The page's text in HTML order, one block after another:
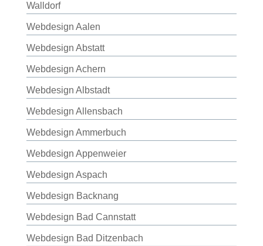
Walldorf
Webdesign Aalen
Webdesign Abstatt
Webdesign Achern
Webdesign Albstadt
Webdesign Allensbach
Webdesign Ammerbuch
Webdesign Appenweier
Webdesign Aspach
Webdesign Backnang
Webdesign Bad Cannstatt
Webdesign Bad Ditzenbach